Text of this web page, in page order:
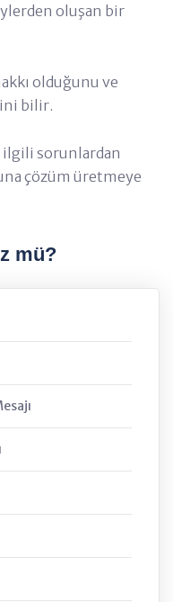
mü?
oluşan bir
olduğunu ve
bilir.
ilgili sorunlardan
çözüm üretmeye